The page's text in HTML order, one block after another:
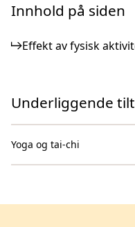
Innhold på siden
Effekt av fysisk
Underliggende
Yoga og tai-chi